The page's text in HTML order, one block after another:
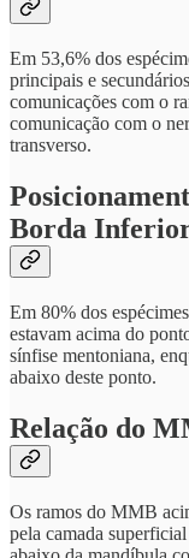
Em 53,6% dos
principais e
comunicações com o
comunicação com o
transverso.
Borda
Em 80% dos
estavam acima do
sínfise mentoniana,
abaixo deste ponto.
Relação do
Os ramos do MMB
pela camada